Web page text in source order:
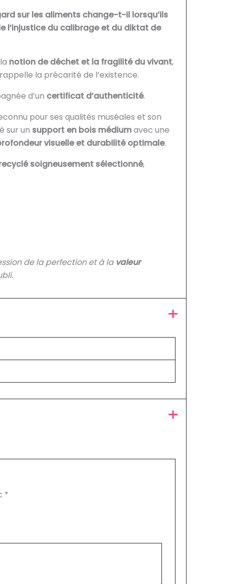
sur les aliments change-t-il lorsqu’ils
l’injustice du calibrage et du diktat de
notion de déchet et la fragilité du vivant,
la précarité de l’existence.
d’un certificat d’authenticité.
pour ses qualités muséales et son
sur un support en bois médiumavec une
visuelle et durabilité optimale.
soigneusement sélectionné,
de la perfection et à la valeur
*